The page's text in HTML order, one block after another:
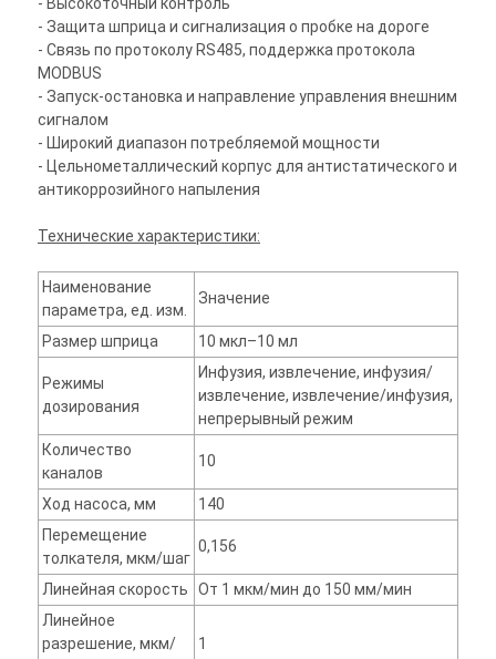
- Высокоточный контроль
- Защита шприца и сигнализация о пробке на дороге
- Связь по протоколу RS485, поддержка протокола
MODBUS
- Запуск-остановка и направление управления внешним
сигналом
- Широкий диапазон потребляемой мощности
- Цельнометаллический корпус для антистатического и
антикоррозийного напыления
Технические характеристики:
Наименование
параметра, ед. изм.
Значение
Размер шприца 10 мкл–10 мл
Режимы
дозирования
Инфузия, извлечение, инфузия/
извлечение, извлечение/инфузия,
непрерывный режим
Количество
каналов
10
Ход насоса, мм
140
Перемещение
толкателя, мкм/шаг
0,156
Линейная скорость
От 1 мкм/мин до 150 мм/мин
Линейное
разрешение, мкм/
1